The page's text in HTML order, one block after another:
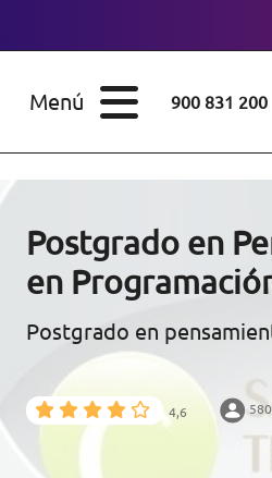
Menú 900 831 200
CONOCE EUROINNOVA
BECAS Y
FINANCIACIÓN
RECURSOS
EDUCATIVOS
Postgrado en
en
Postgrado en
4,6